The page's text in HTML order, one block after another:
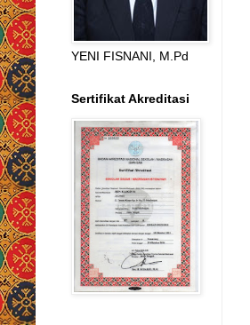
YENI FISNANI, M.Pd
Sertifikat Akreditasi